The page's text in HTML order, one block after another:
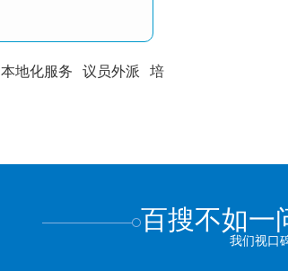
本地化服务 议员外派 培
百搜不如一
我们视口